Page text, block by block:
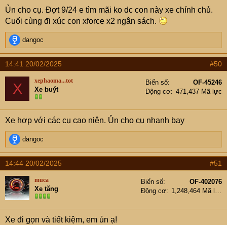
Ủn cho cụ. Đợt 9/24 e tìm mãi ko dc con này xe chính chủ.
Cuối cùng đi xúc con xforce x2 ngân sách.
R
e
a
c
t
o
n
s
:
dangoc
14:41 20/02/2025 #50
X xephaoma...tot
Xe buýt
Biển số
OF-45246
Động cơ
471,437 Mã lực
Xe hợp với các cụ cao niên. Ủn cho cụ nhanh bay
R
e
a
c
t
i
o
n
s
:
dangoc
14:44 20/02/2025 #51
muca
Xe tăng
Biển số
OF-402076
Động cơ
1,248,464 Mã lực
Xe đi gọn và tiết kiệm, em ủn ạ!